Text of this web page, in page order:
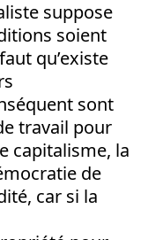
suppose
soient
qu’existe
sont
travail pour
capitalisme, la
de
car si la